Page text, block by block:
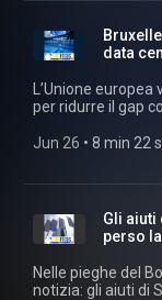
(https://
le piattaforme di streaming. Estratti
Adnkronos.
data
L’Unione
per ridurre il gap
pensare che il
giorno su
(https://
le piattaforme di streaming. Estratti
Adnkronos.
Jun 26 • 8 min 22
Gli aiuti
perso
Nelle pieghe del
notizia: gli aiuti di